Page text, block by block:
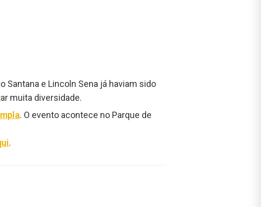
Santana e Lincoln Sena já haviam sido
muita diversidade.
. O evento acontece no Parque de
.